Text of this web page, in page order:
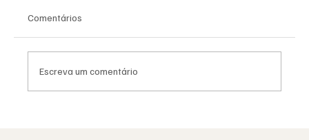
Comentários
Escreva um comentário